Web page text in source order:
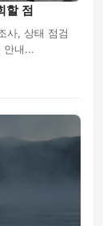
할 점
사, 상태 점검
안내...